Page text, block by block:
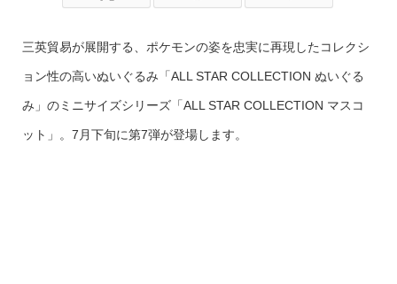
三英貿易が展開する、ポケモンの姿を忠実に再現したコレクシ
ョン性の高いぬいぐるみ「ALL STAR COLLECTION ぬいぐる
み」のミニサイズシリーズ「ALL STAR COLLECTION マスコ
ット」。7月下旬に第7弾が登場します。